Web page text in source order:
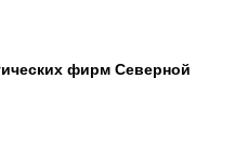
фирм Северной